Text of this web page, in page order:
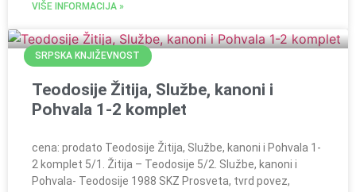
VIŠE INFORMACIJA »
SRPSKA KNJIŽEVNOST
Teodosije Žitija, Službe, kanoni i
Pohvala 1-2 komplet
cena: prodato Teodosije Žitija, Službe, kanoni i Pohvala 1-
2 komplet 5/1. Žitija – Teodosije 5/2. Službe, kanoni i
Pohvala- Teodosije 1988 SKZ Prosveta, tvrd povez,